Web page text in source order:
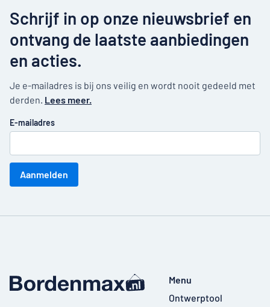
Schrijf in op onze nieuwsbrief en
ontvang de laatste aanbiedingen
en acties.
Je e-mailadres is bij ons veilig en wordt nooit gedeeld met
derden. Lees meer.
E-mailadres
Aanmelden
Menu
Ontwerptool